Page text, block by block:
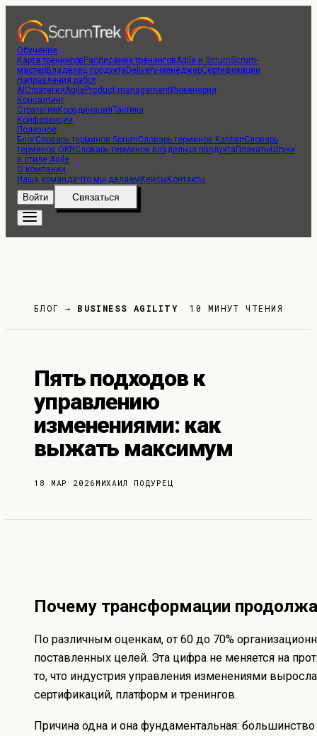
Обучение
Карта тренингов Расписание тренинговAgile и ScrumScrum-
мастерВладелец продукта Delivery-менеджерСертификации
Направления работ
AI СтратегияAgileProduct managementИнженерия
Консалтинг
Стратегия КоординацияТактика
Конференции
Полезное
БлогСловарь терминов ScrumСловарь терминов KanbanСловарь
терминов OKRСловарь терминов владельца продукта Плакаты Штуки
в стиле Agile
О компании
Наша командаЧто мы делаем Кейсы Контакты
Войти Связаться
БЛОГ → BUSINESS AGILITY 10 МИНУТ ЧТЕНИЯ
Пять подходов к
управлению
изменениями: как
выжать максимум
18 МАР 2026 МИХАИЛ ПОДУРЕЦ
Почему трансформации
По различным оценкам, от 60 до 70%
поставленных целей. Эта цифра не меняется на
то, что индустрия управления изменениями
сертификаций, платформ и тренингов.
Причина одна и она фундаментальная: